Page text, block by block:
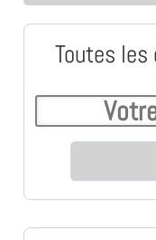
Toutes